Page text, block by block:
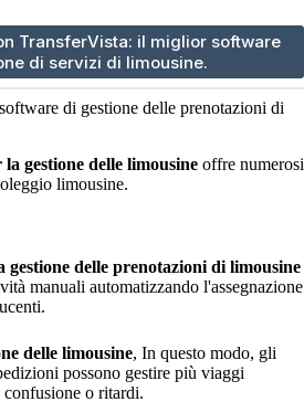
TransferVista: il miglior software
di servizi di limousine.
di gestione delle prenotazioni di
gestione delle limousine offre numerosi
limousine.
gestione delle prenotazioni di limousine
manuali automatizzando l'assegnazione
delle limousine, In questo modo, gli
possono gestire più viaggi
confusione o ritardi.